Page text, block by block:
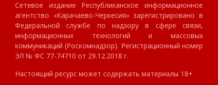
Сетевое издание Республиканское информационное
агентство «Карачаево-Черкесия» зарегистрировано в
Федеральной службе по надзору в сфере связи,
информационных технологий и массовых
коммуникаций (Роскомнадзор). Регистрационный номер
ЭЛ № ФС 77-74710 от 29.12.2018 г.
Настоящий ресурс может содержать материалы 18+